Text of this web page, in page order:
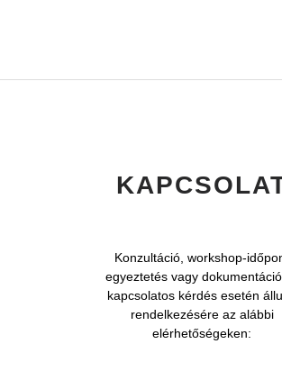
Konzultáció, workshop-
egyeztetés vagy
kapcsolatos kérdés esetén
rendelkezésére az alábbi
elérhetőségeken: